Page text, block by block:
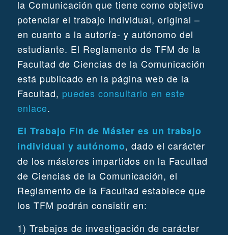
la Comunicación que tiene como objetivo
potenciar el trabajo individual, original –
en cuanto a la autoría- y autónomo del
estudiante. El Reglamento de TFM de la
Facultad de Ciencias de la Comunicación
está publicado en la página web de la
Facultad, puedes consultarlo en este
enlace.
El Trabajo Fin de Máster es un trabajo
individual y autónomo, dado el carácter
de los másteres impartidos en la Facultad
de Ciencias de la Comunicación, el
Reglamento de la Facultad establece que
los TFM podrán consistir en:
1) Trabajos de investigación de carácter